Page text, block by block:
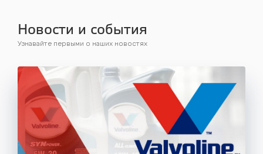
Новости и события
Узнавайте первыми о наших новостях